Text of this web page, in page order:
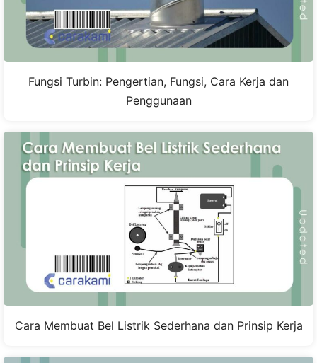
Fungsi Turbin: Pengertian, Fungsi, Cara Kerja dan
Penggunaan
Cara Membuat Bel Listrik Sederhana dan Prinsip Kerja